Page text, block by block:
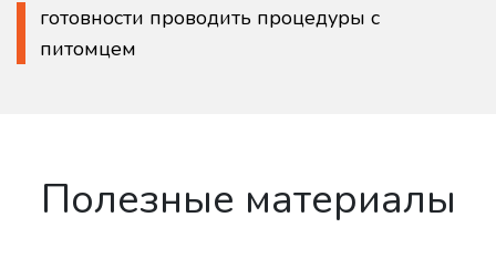
готовности проводить процедуры с
питомцем
Полезные материалы